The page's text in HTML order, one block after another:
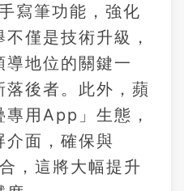
寫筆功能，強化
僅是技術升級，
導地位的關鍵一
後者。此外，蘋
用App」生態，
介面，確保與
，這將大幅提升